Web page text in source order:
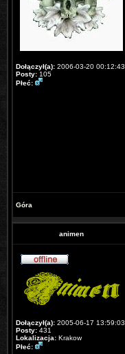
Dołączył(a): 2006-03-20 00:12:43
Posty: 105
Płeć:
Góra
animen
Dołączył(a): 2005-06-17 13:59:03
Posty: 431
Lokalizacja: Krakow
Płeć: